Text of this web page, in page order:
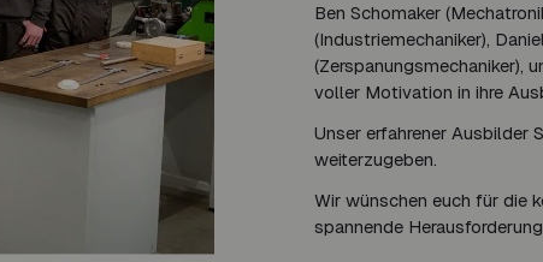
Ben Schomaker
(Industriemechaniker),
(Zerspanungsmechaniker),
voller Motivation in ihre
Unser erfahrener Ausbilder
weiterzugeben.
Wir wünschen euch für die
spannende